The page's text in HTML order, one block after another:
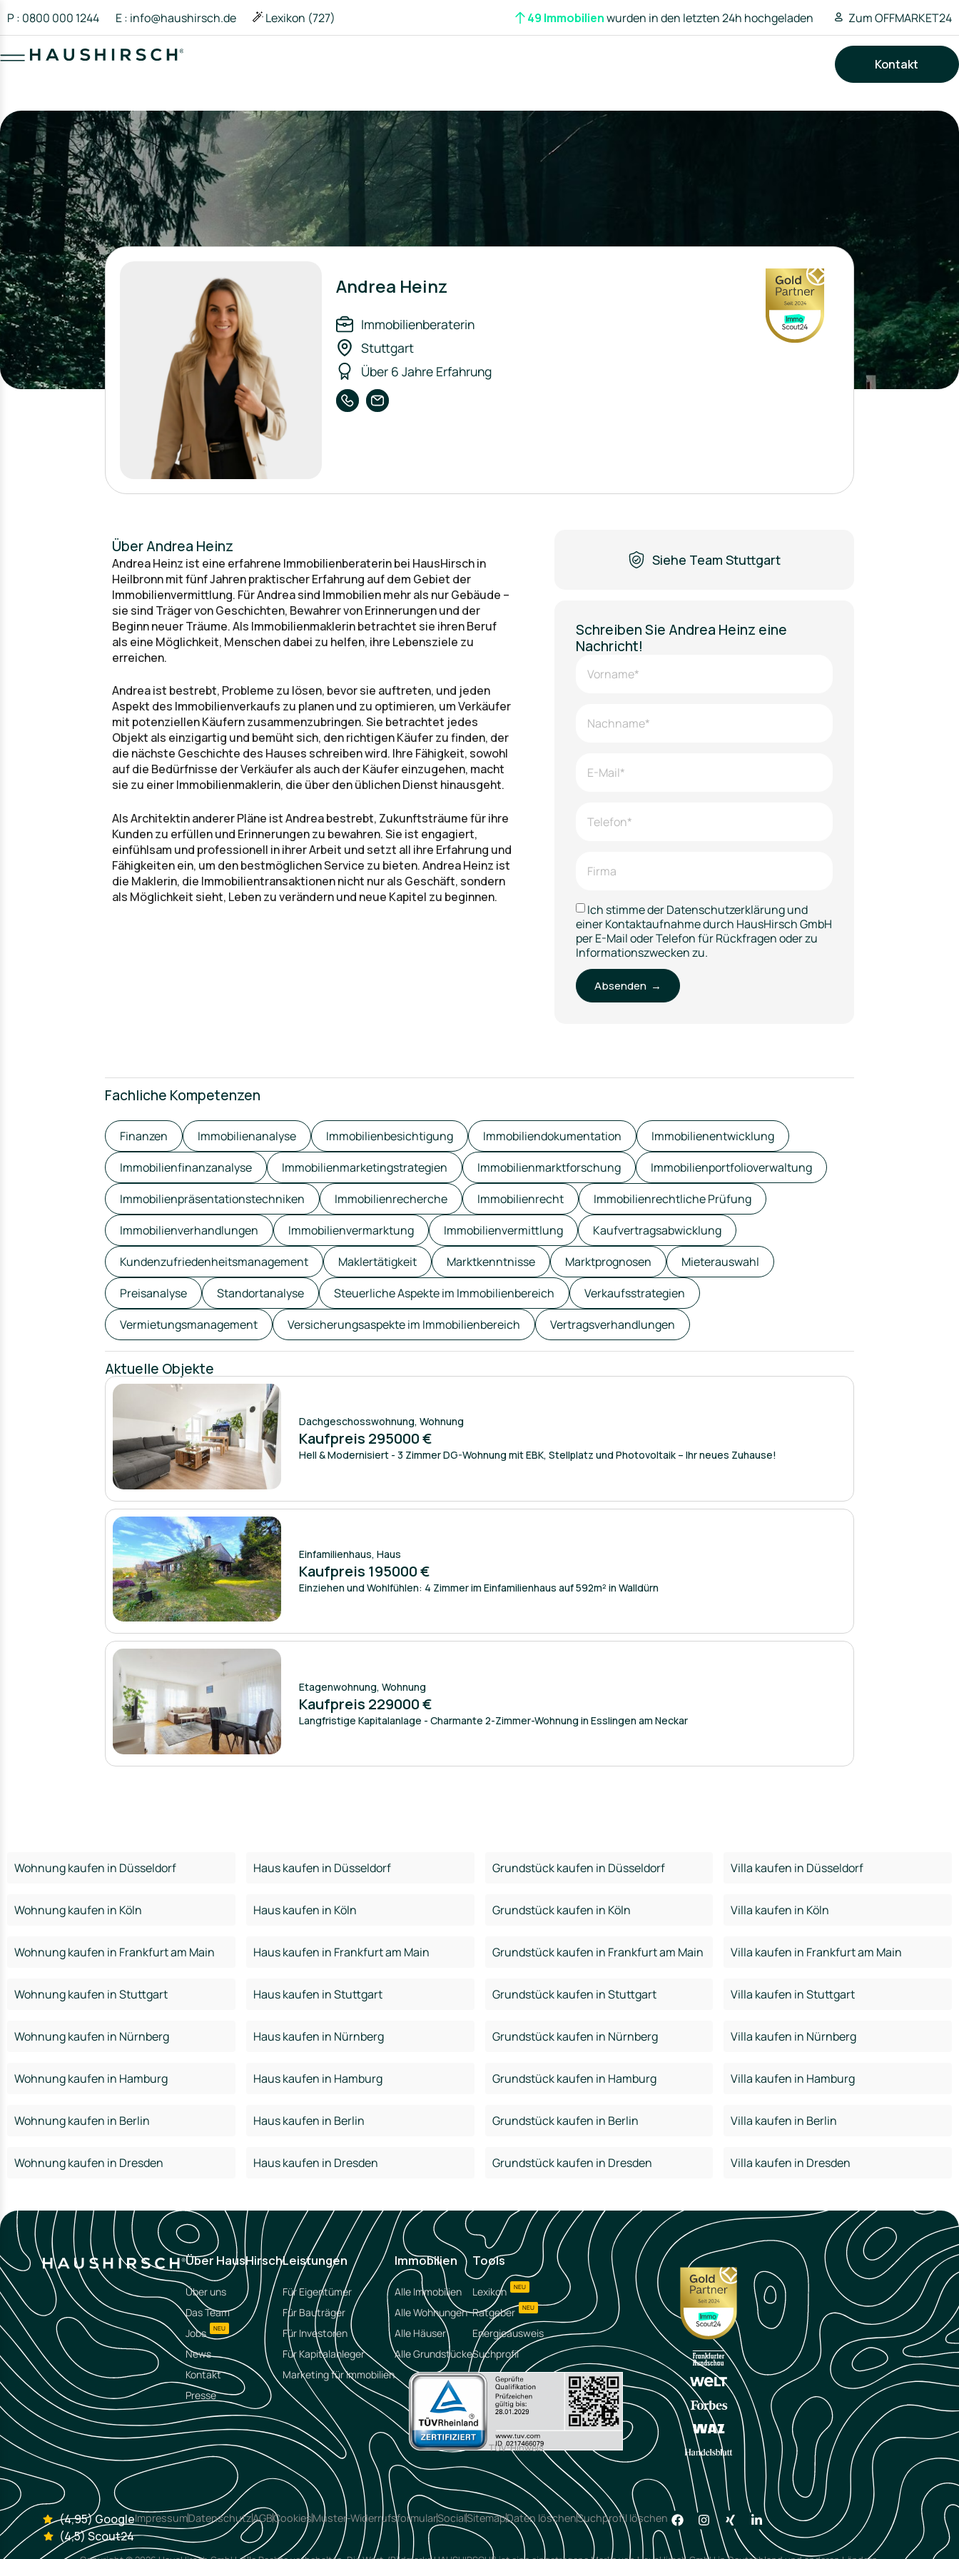
P : 0800 000 1244 E : info@haushirsch.de Lexikon (727) 49 Immobilienwurden in den letzten 24h hochgeladen Zum OFFMARKET24
Kontakt
Andrea Heinz
Immobilienberaterin
Stuttgart
Über 6 Jahre Erfahrung
Über Andrea Heinz
Andrea Heinz ist eine erfahrene Immobilienberaterin bei HausHirsch in
Heilbronn mit fünf Jahren praktischer Erfahrung auf dem Gebiet der
Immobilienvermittlung. Für Andrea sind Immobilien mehr als nur Gebäude –
sie sind Träger von Geschichten, Bewahrer von Erinnerungen und der
Beginn neuer Träume. Als Immobilienmaklerin betrachtet sie ihren Beruf
als eine Möglichkeit, Menschen dabei zu helfen, ihre Lebensziele zu
erreichen.
Andrea ist bestrebt, Probleme zu lösen, bevor sie auftreten, und jeden
Aspekt des Immobilienverkaufs zu planen und zu optimieren, um Verkäufer
mit potenziellen Käufern zusammenzubringen. Sie betrachtet jedes
Objekt als einzigartig und bemüht sich, den richtigen Käufer zu finden, der
die nächste Geschichte des Hauses schreiben wird. Ihre Fähigkeit, sowohl
auf die Bedürfnisse der Verkäufer als auch der Käufer einzugehen, macht
sie zu einer Immobilienmaklerin, die über den üblichen Dienst hinausgeht.
Als Architektin anderer Pläne ist Andrea bestrebt, Zukunftsträume für ihre
Kunden zu erfüllen und Erinnerungen zu bewahren. Sie ist engagiert,
einfühlsam und professionell in ihrer Arbeit und setzt all ihre Erfahrung und
Fähigkeiten ein, um den bestmöglichen Service zu bieten. Andrea Heinz ist
die Maklerin, die Immobilientransaktionen nicht nur als Geschäft, sondern
als Möglichkeit sieht, Leben zu verändern und neue Kapitel zu beginnen.
Siehe Team Stuttgart
Schreiben Sie Andrea Heinz eine
Nachricht!
Ich stimme der Datenschutzerklärung und
einer Kontaktaufnahme durch HausHirsch GmbH
per E-Mail oder Telefon für Rückfragen oder zu
Informationszwecken zu.
Absenden →
Fachliche Kompetenzen
Finanzen Immobilienanalyse Immobilienbesichtigung Immobiliendokumentation
Immobilienentwicklung
Immobilienfinanzanalyse
Immobilienmarketingstrategien Immobilienmarktforschung
Immobilienportfolioverwaltung
Immobilienpräsentationstechniken
Immobilienrecherche Immobilienrecht
Immobilienrechtliche Prüfung
Immobilienverhandlungen
Immobilienvermarktung Immobilienvermittlung
Kaufvertragsabwicklung
Kundenzufriedenheitsmanagement
Maklertätigkeit Marktkenntnisse Marktprognosen
Mieterauswahl
Preisanalyse
Standortanalyse Steuerliche Aspekte im Immobilienbereich
Verkaufsstrategien
Vermietungsmanagement
Versicherungsaspekte im Immobilienbereich Vertragsverhandlungen
Aktuelle Objekte
Dachgeschosswohnung,Wohnung
Kaufpreis 295000 €
Hell & Modernisiert - 3 Zimmer DG-Wohnung mit EBK, Stellplatz und Photovoltaik – Ihr neues Zuhause!
Einfamilienhaus,Haus
Kaufpreis 195000 €
Einziehen und Wohlfühlen: 4 Zimmer im Einfamilienhaus auf 592m² in Walldürn
Etagenwohnung,Wohnung
Kaufpreis 229000 €
Langfristige Kapitalanlage - Charmante 2-Zimmer-Wohnung in Esslingen am Neckar
Wohnung kaufen in Düsseldorf Haus kaufen in Düsseldorf Grundstück kaufen in Düsseldorf Villa kaufen in Düsseldorf
Wohnung kaufen in Köln Haus kaufen in Köln Grundstück kaufen in Köln Villa kaufen in Köln
Wohnung kaufen in Frankfurt am Main Haus kaufen in Frankfurt am Main Grundstück kaufen in Frankfurt am Main Villa kaufen in Frankfurt am Main
Wohnung kaufen in Stuttgart Haus kaufen in Stuttgart Grundstück kaufen in Stuttgart Villa kaufen in Stuttgart
Wohnung kaufen in Nürnberg Haus kaufen in Nürnberg Grundstück kaufen in Nürnberg Villa kaufen in Nürnberg
Wohnung kaufen in Hamburg Haus kaufen in Hamburg Grundstück kaufen in Hamburg Villa kaufen in Hamburg
Wohnung kaufen in Berlin Haus kaufen in Berlin Grundstück kaufen in Berlin Villa kaufen in Berlin
Wohnung kaufen in Dresden Haus kaufen in Dresden Grundstück kaufen in Dresden Villa kaufen in Dresden
Über HausHirsch
Über uns
Das Team
Jobs
NEU
News
Kontakt
Presse
Leistungen
Für Eigentümer
Für Bauträger
Für Investoren
Für Kapitalanleger
Marketing für Immobilien
Immobilien
Alle Immobilien
Alle Wohnungen
Alle Häuser
Alle Grundstücke
Tools
Lexikon NEU
Ratgeber NEU
Energieausweis
Suchprofil
TÜV-Hinweis
(4,95) Google
(4,5) Scout24
ImpressumDatenschutzAGBCookiesMuster-WiderrufsformularSocialSitemapDaten löschenSuchprofil löschen